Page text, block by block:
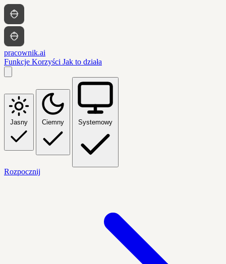
pracownik.ai
Funkcje Korzyści Jak to działa
Jasny Ciemny Systemowy
Rozpocznij